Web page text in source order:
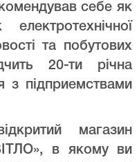
себе як
та побутових
20-ти річна
з підприемствами
магазин
в якому ви